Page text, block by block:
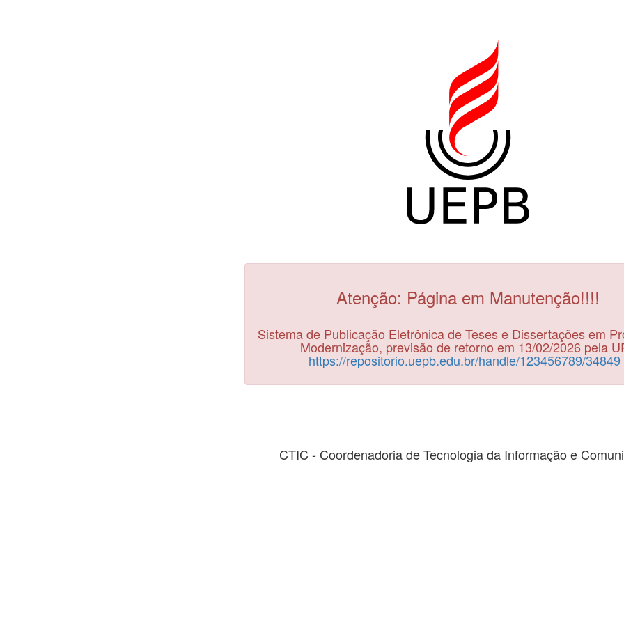
Atenção: Página em Manutenção!!!!
Sistema de Publicação Eletrônica de Teses e Dissertações em
Modernização, previsão de retorno em 13/02/2026 pela
https://repositorio.uepb.edu.br/handle/123456789/34849
CTIC - Coordenadoria de Tecnologia da Informação e